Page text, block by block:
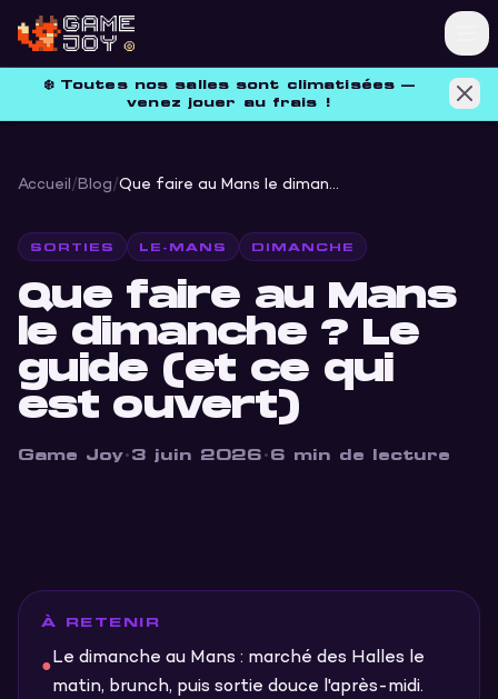
❄️ Toutes nos salles sont climatisées —
venez jouer au frais !
Accueil/Blog/ Que faire au Mans le dimanche ? Le guide (et ce qui est ouvert)
SORTIES LE-MANS DIMANCHE
Que faire au Mans
le dimanche ? Le
guide (et ce qui
est ouvert)
Game Joy·3 juin 2026·6 min de lecture
À RETENIR
●Le dimanche au Mans : marché des Halles le
matin, brunch, puis sortie douce l'après-midi.